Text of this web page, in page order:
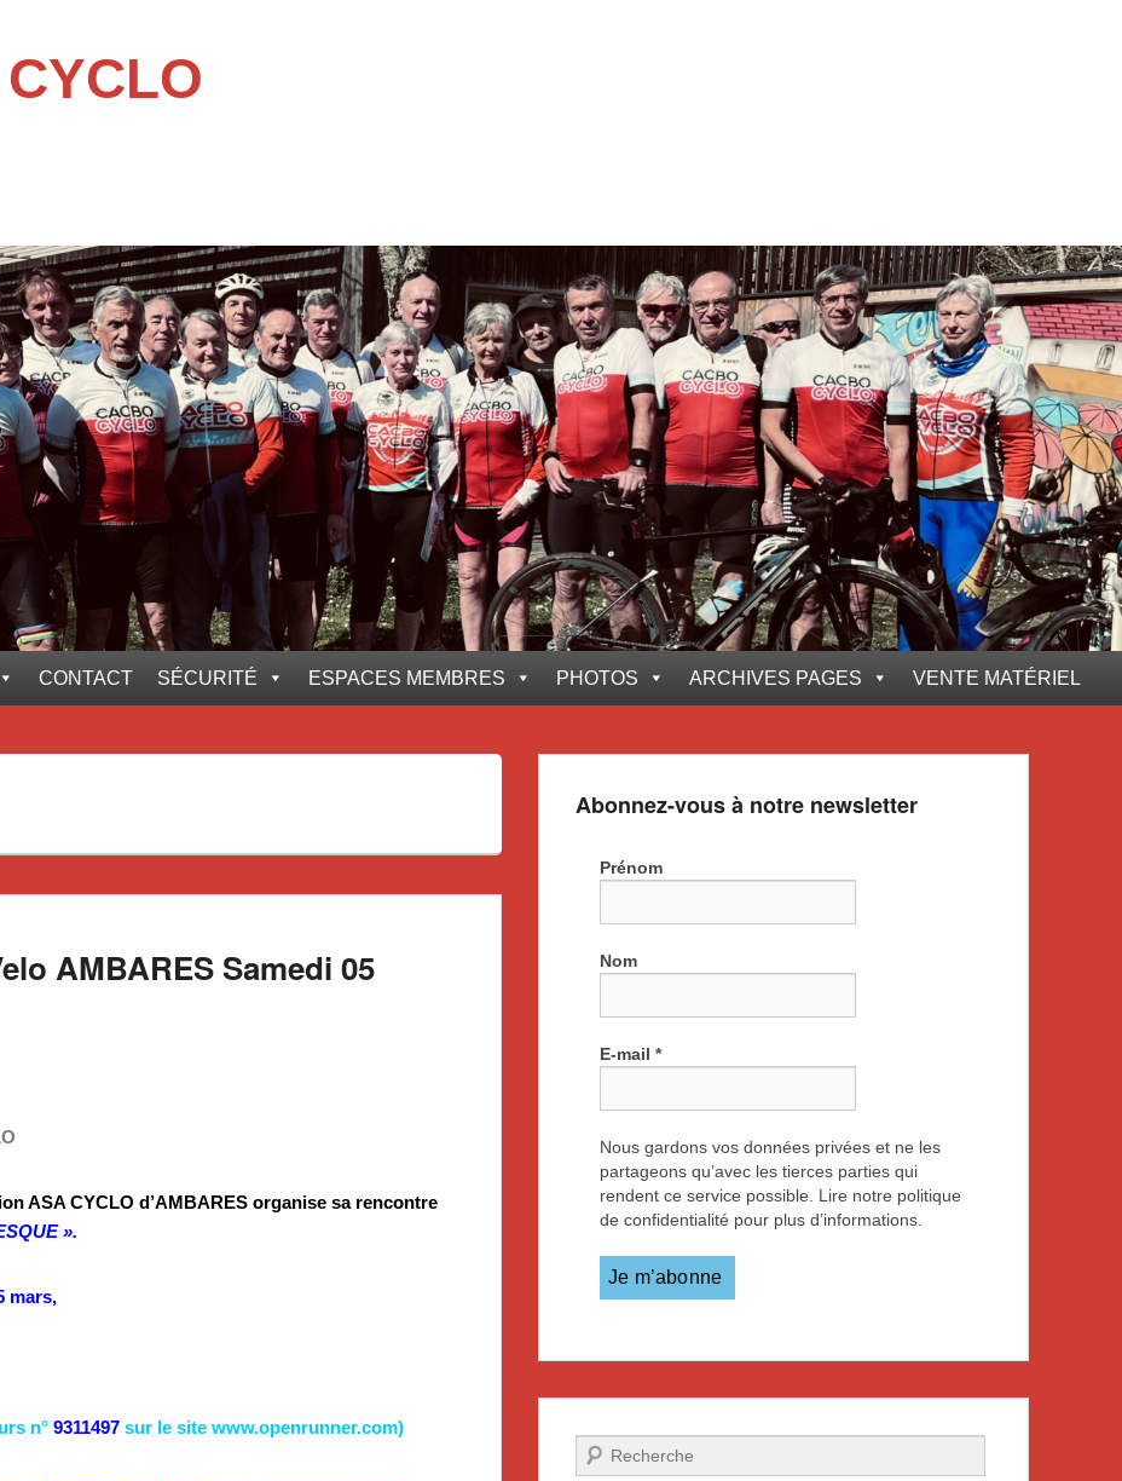
CONTACT SÉCURITÉ ESPACES MEMBRES PHOTOS ARCHIVES PAGES VENTE MATÉRIEL
AMBARES Samedi 05
ASA CYCLO d’AMBARES organise sa rencontre
».
mars,
n° 9311497 sur le site www.openrunner.com)
Abonnez-vous à notre newsletter
Prénom
Nom
E-mail *
Nous gardons vos données privées et ne les
partageons qu’avec les tierces parties qui
rendent ce service possible. Lire notre politique
de confidentialité pour plus d’informations.
Recherche